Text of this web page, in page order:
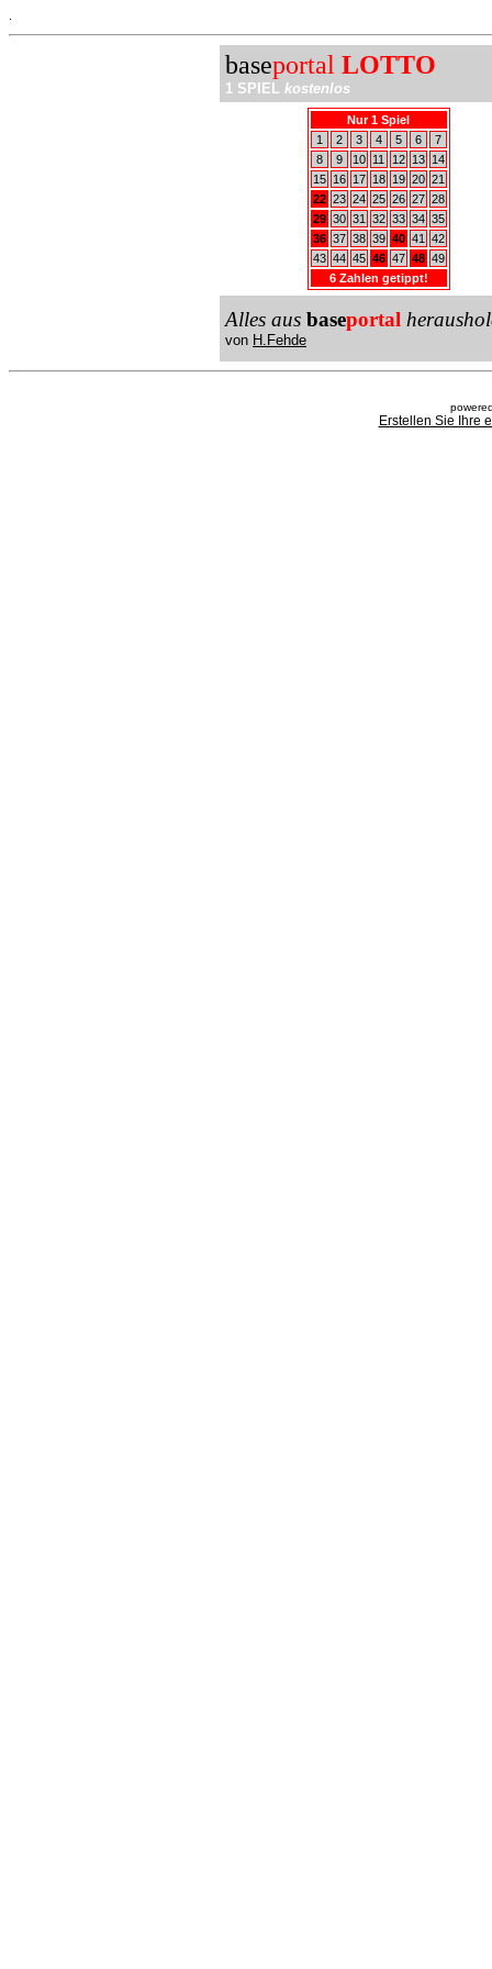
baseportal LOTTO
1 SPIEL kostenlos
Nur 1 Spiel
1
2 3 4 5 6
7
8
9 10 11 12 13
14
15
16 17 18 19 20 21
22 23 24 25 26 27 28
29 30 31 32 33 34 35
36 37 38 39 40 41
42
43 44 45 46 47 48 49
6 Zahlen getippt!
Alles aus baseportal
von H.Fehde
Erstellen Sie Ihre